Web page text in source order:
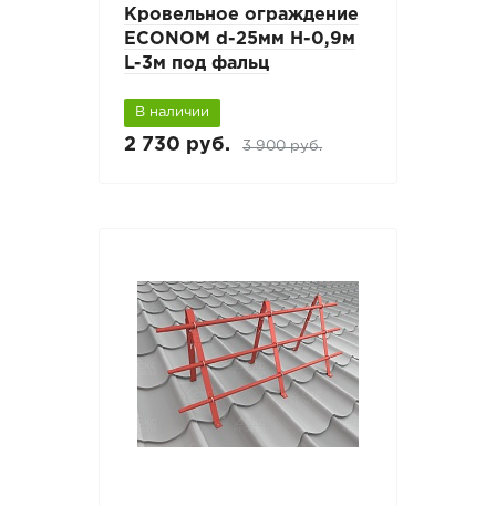
Кровельное ограждение
ECONOM d-25мм H-0,9м
L-3м под фальц
В наличии
2 730 руб. 3 900 руб.